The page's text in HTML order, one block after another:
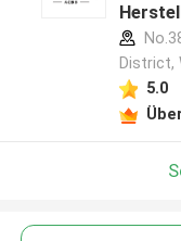
District,
5.0